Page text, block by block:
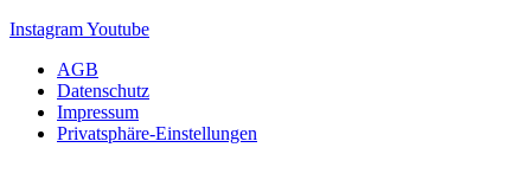
InstagramYoutube
AGB
Datenschutz
Impressum
Privatsphäre-Einstellungen